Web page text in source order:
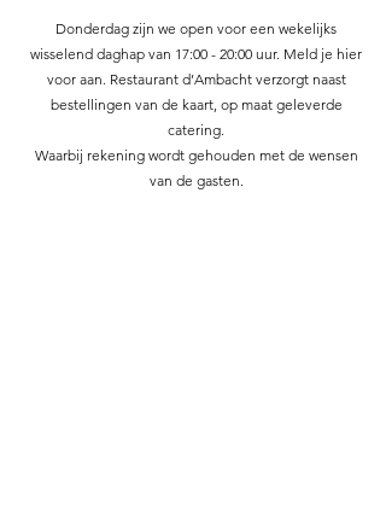
Donderdag zijn we open voor een wekelijks
wisselend daghap van 17:00 - 20:00 uur. Meld je hier
voor aan. Restaurant d’Ambacht verzorgt naast
bestellingen van de kaart, op maat geleverde
catering.
Waarbij rekening wordt gehouden met de wensen
van de gasten.